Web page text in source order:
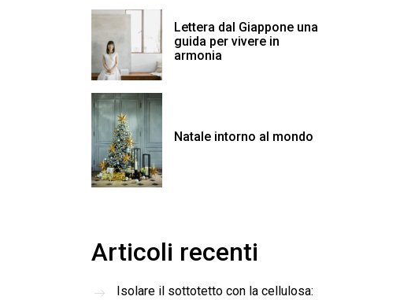
Lettera dal Giappone una
guida per vivere in
armonia
Natale intorno al mondo
Articoli recenti
Isolare il sottotetto con la cellulosa: